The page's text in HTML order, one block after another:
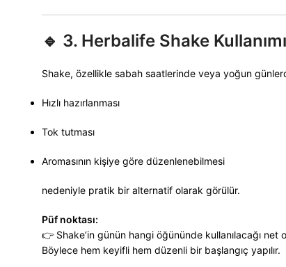
🔹 3. Herbalife Shake
Shake, özellikle sabah saatlerinde veya yoğun
Hızlı hazırlanması
Tok tutması
Aromasının kişiye göre düzenlenebilmesi
nedeniyle pratik bir alternatif olarak görülür.
Püf noktası:
👉 Shake’in günün hangi öğününde kullanılacağı net
Böylece hem keyifli hem düzenli bir başlangıç yapılır.